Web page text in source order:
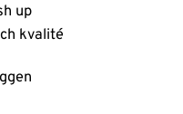
up
kvalité